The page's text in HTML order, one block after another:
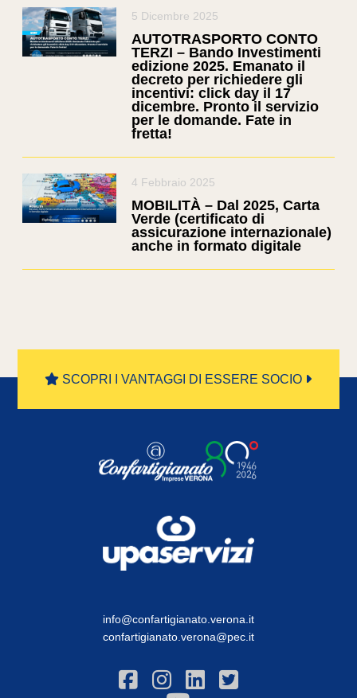
5 Dicembre 2025
AUTOTRASPORTO CONTO
TERZI – Bando Investimenti
edizione 2025. Emanato il
decreto per richiedere gli
incentivi: click day il 17
dicembre. Pronto il servizio
per le domande. Fate in
fretta!
4 Febbraio 2025
MOBILITÀ – Dal 2025, Carta
Verde (certificato di
assicurazione internazionale)
anche in formato digitale
SCOPRI I VANTAGGI DI ESSERE SOCIO
info@confartigianato.verona.it
confartigianato.verona@pec.it